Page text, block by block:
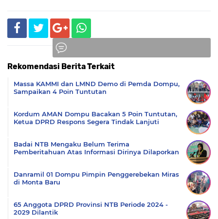
Rekomendasi Berita Terkait
Massa KAMMI dan LMND Demo di Pemda Dompu,
Sampaikan 4 Poin Tuntutan
Kordum AMAN Dompu Bacakan 5 Poin Tuntutan,
Ketua DPRD Respons Segera Tindak Lanjuti
Badai NTB Mengaku Belum Terima
Pemberitahuan Atas Informasi Dirinya Dilaporkan
Danramil 01 Dompu Pimpin Penggerebekan Miras
di Monta Baru
65 Anggota DPRD Provinsi NTB Periode 2024 -
2029 Dilantik